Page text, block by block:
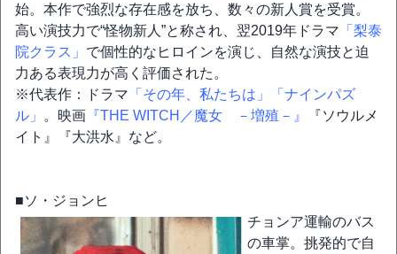
始。本作で強烈な存在感を放ち、数々の新人賞を受賞。
高い演技力で“怪物新人”と称され、翌2019年ドラマ 「梨泰
院クラス」 で個性的なヒロインを演じ、自然な演技と迫
力ある表現力が高く評価された。
※代表作：ドラマ 「その年、私たちは」
「ナインパズ
ル」
。映画 『THE WITCH／魔女 －増殖－』
『ソウルメ
イト』『大洪水』など。
■ソ・ジョンヒ
チョンア運輸のバス
の車掌。挑発的で自